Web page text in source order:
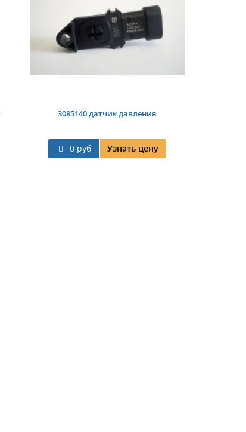
3085140 датчик давления
0 руб Узнать цену